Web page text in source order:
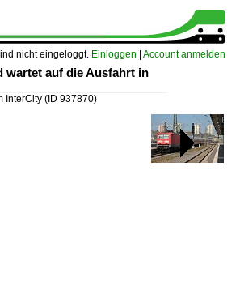
nicht eingeloggt. Einloggen Account anmelden
wartet auf die Ausfahrt in
InterCity (ID 937870)